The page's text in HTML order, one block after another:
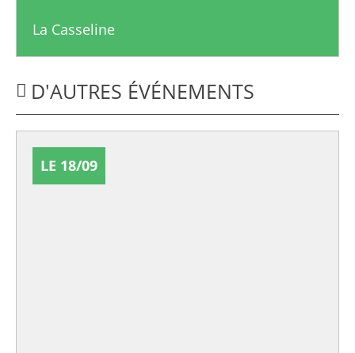
La Casseline
D'AUTRES ÉVÉNEMENTS
LE 18/09